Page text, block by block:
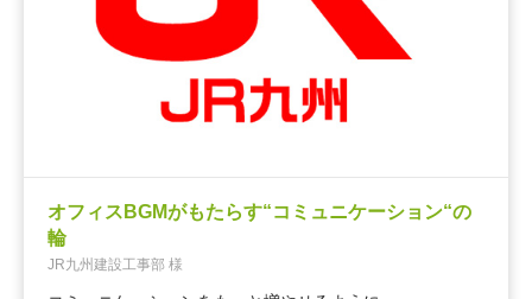
オフィスBGMがもたらす“コミュニケーション“の
輪
JR九州建設工事部 様